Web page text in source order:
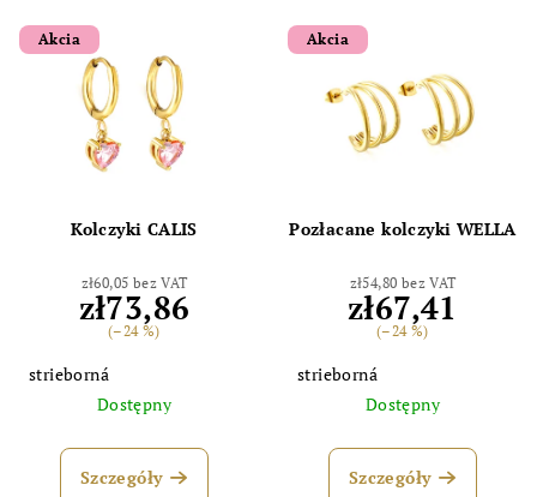
Akcia
Kolczyki CALIS
zł60,05 bez VAT
zł73,86
(–24 %)
strieborná
Dostępny
Szczegóły
Akcia
Pozłacane kolczyki WELLA
zł54,80 bez VAT
zł67,41
(–24 %)
strieborná
Dostępny
Szczegóły